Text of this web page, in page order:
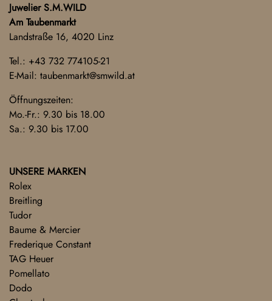
Juwelier S.M.WILD
Am Taubenmarkt
Landstraße 16, 4020 Linz
Tel.: +43 732 774105-21
E-Mail: taubenmarkt@smwild.at
Öffnungszeiten:
Mo.-Fr.: 9.30 bis 18.00
Sa.: 9.30 bis 17.00
UNSERE MARKEN
Rolex
Breitling
Tudor
Baume & Mercier
Frederique Constant
TAG Heuer
Pomellato
Dodo